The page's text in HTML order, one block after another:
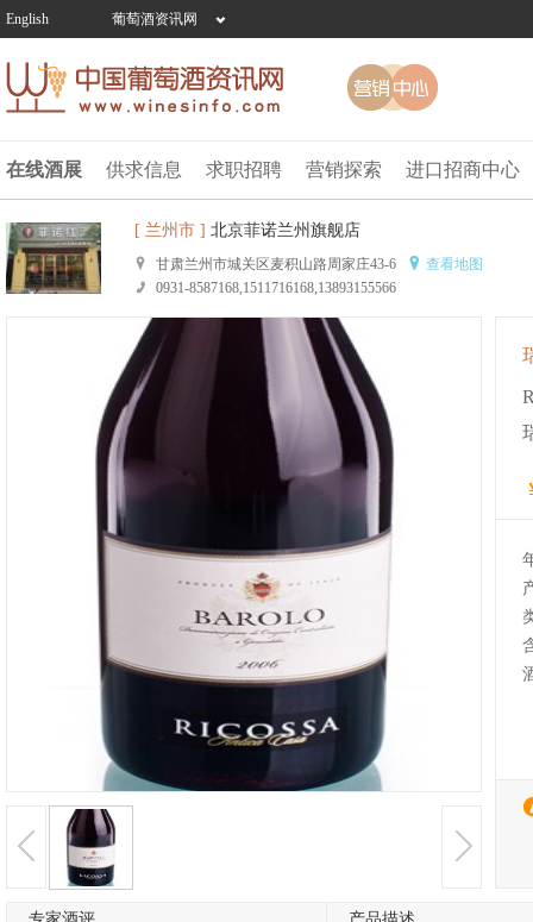
English 葡萄酒资讯网
在线酒展 供求信息 求职招聘 营销探索 进口招商中心
[ 兰州市 ] 北京菲诺兰州旗舰店
甘肃兰州市城关区麦积山路周家庄43-6
查看地图
0931-8587168,1511716168,13893155566